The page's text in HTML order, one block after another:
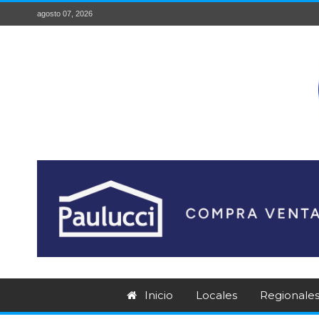
agosto 07, 2026
Inicio Locales Regionales